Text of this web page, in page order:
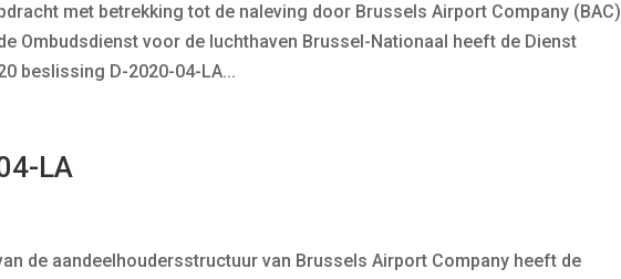
met betrekking tot de naleving door Brussels Airport Company (BAC)
Ombudsdienst voor de luchthaven Brussel-Nationaal heeft de Dienst
beslissing D-2020-04-LA...
LA
de aandeelhoudersstructuur van Brussels Airport Company heeft de